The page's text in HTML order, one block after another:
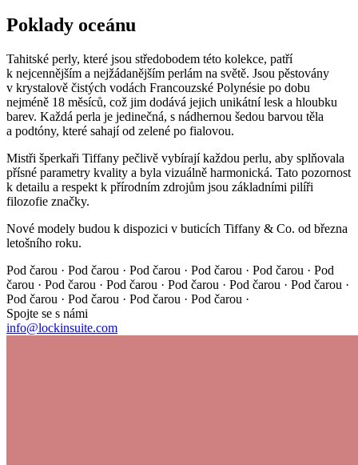
Poklady oceánu
Tahitské perly, které jsou středobodem této kolekce, patří
k nejcennějším a nejžádanějším perlám na světě. Jsou pěstovány
v krystalově čistých vodách Francouzské Polynésie po dobu
nejméně 18 měsíců, což jim dodává jejich unikátní lesk a hloubku
barev. Každá perla je jedinečná, s nádhernou šedou barvou těla
a podtóny, které sahají od zelené po fialovou.
Mistři šperkaři Tiffany pečlivě vybírají každou perlu, aby splňovala
přísné parametry kvality a byla vizuálně harmonická. Tato pozornost
k detailu a respekt k přírodním zdrojům jsou základními pilíři
filozofie značky.
Nové modely budou k dispozici v buticích Tiffany & Co. od března
letošního roku.
Pod čarou · Pod čarou · Pod čarou · Pod čarou · Pod čarou · Pod
čarou · Pod čarou · Pod čarou · Pod čarou · Pod čarou · Pod čarou ·
Pod čarou · Pod čarou · Pod čarou · Pod čarou ·
Spojte se s námi
info@lockinsuite.com